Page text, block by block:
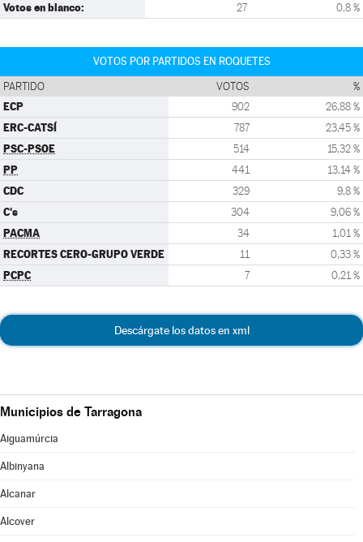
Votos en blanco: 27 0,8 %
VOTOS POR PARTIDOS EN ROQUETES
PARTIDO VOTOS %
ECP 902 26,88 %
ERC-CATSÍ 787 23,45 %
PSC-PSOE 514 15,32 %
PP 441 13,14 %
CDC 329 9,8 %
C's 304 9,06 %
PACMA 34 1,01 %
RECORTES CERO-GRUPO VERDE 11 0,33 %
PCPC 7 0,21 %
Descárgate los datos en xml
Municipios de Tarragona
Aiguamúrcia
Albinyana
Alcanar
Alcover